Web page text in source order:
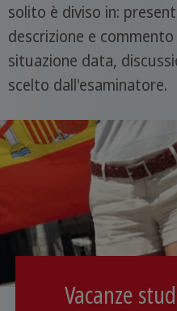
solito è diviso in:
descrizione e
situazione data,
scelto dall'esaminatore.
Vacanze